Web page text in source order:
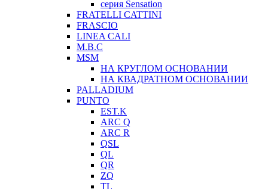
серия Sensation
FRATELLI CATTINI
FRASCIO
LINEA CALI
M.B.C
MSM
НА КРУГЛОМ ОСНОВАНИИ
НА КВАДРАТНОМ ОСНОВАНИИ
PALLADIUM
PUNTO
EST.K
ARC Q
ARC R
QSL
QL
QR
ZQ
TL